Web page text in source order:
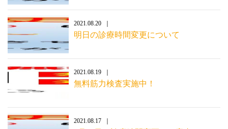
2021.08.20
明日の診療時間変更について
2021.08.19
無料筋力検査実施中！
2021.08.17